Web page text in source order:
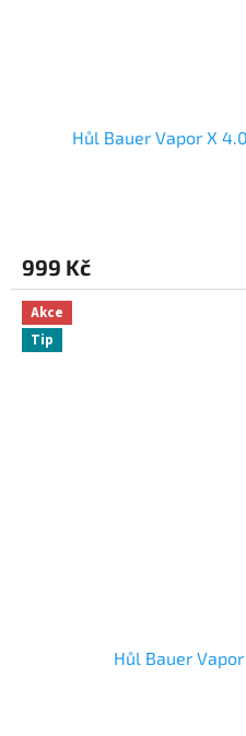
Hůl Bauer Vapor X
999 Kč
Akce
Tip
Hůl Bauer